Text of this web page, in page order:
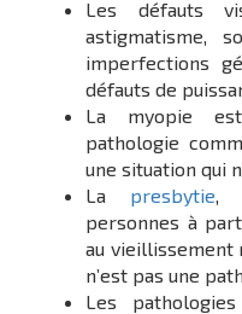
Les défauts
astigmatisme,
imperfections
défauts de
La myopie
pathologie
une situation qui
La presbytie,
personnes à
au vieillissement
n’est pas une
Les